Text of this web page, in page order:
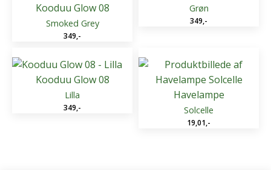
Kooduu Glow 08
Smoked Grey
349,-
Grøn
349,-
Kooduu Glow 08
Lilla
349,-
Havelampe
Solcelle
19,01,-